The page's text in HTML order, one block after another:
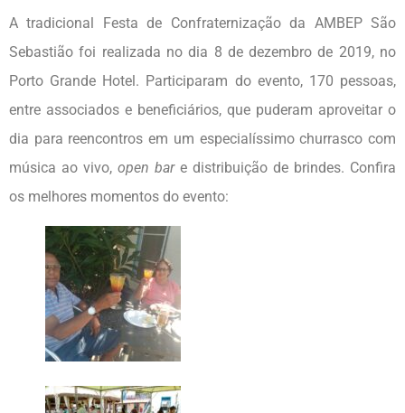
A tradicional Festa de Confraternização da AMBEP São
Sebastião foi realizada no dia 8 de dezembro de 2019, no
Porto Grande Hotel. Participaram do evento, 170 pessoas,
entre associados e beneficiários, que puderam aproveitar o
dia para reencontros em um especialíssimo churrasco com
música ao vivo, open bare distribuição de brindes. Confira
os melhores momentos do evento: